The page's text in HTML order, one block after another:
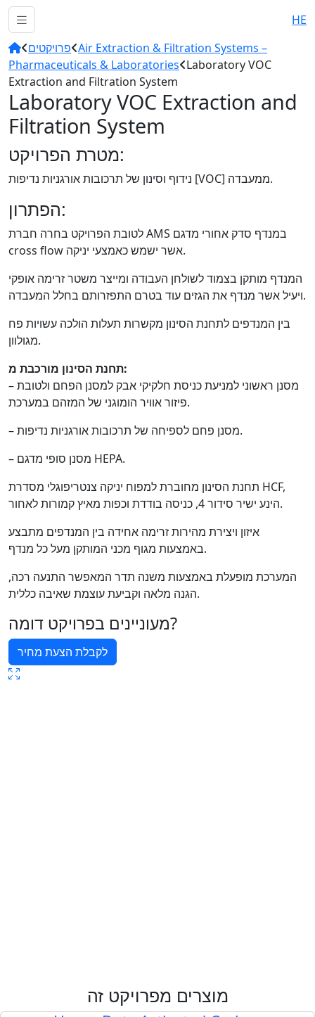
HE
פרויקטים Air Extraction & Filtration Systems –
Pharmaceuticals & Laboratories Laboratory VOC
Extraction and Filtration System
Laboratory VOC Extraction and
Filtration System
מטרת הפרויקט:
נידוף וסינון של תרכובות אורגניות נדיפות [VOC] ממעבדה.
הפתרון:
לטובת הפרויקט בחרה חברת AMS במנדף סדק אחורי מדגם
cross flow אשר ישמש כאמצעי יניקה.
המנדף מותקן בצמוד לשולחן העבודה ומייצר משטר זרימה אופקי
ויעיל אשר מנדף את הגזים עוד בטרם התפזרותם בחלל המעבדה.
בין המנדפים לתחנת הסינון מקשרות תעלות הולכה עשויות פח
מגולוון.
תחנת הסינון מורכבת מ:
– מסנן ראשוני למניעת כניסת חלקיקי אבק למסנן הפחם ולטובת
פיזור אוויר הומוגני של המזהם במערכת.
– מסנן פחם לספיחה של תרכובות אורגניות נדיפות.
– מסנן סופי מדגם HEPA.
תחנת הסינון מחוברת למפוח יניקה צנטריפוגלי מסדרת HCF,
הינע ישיר סידור 4, כניסה בודדת וכפות מאיץ קמורות לאחור.
איזון ויצירת מהירות זרימה אחידה בין המנדפים מתבצע
באמצעות מגוף מכני המותקן מעל כל מנדף.
המערכת מופעלת באמצעות משנה תדר המאפשר התנעה רכה,
הגנה מלאה וקביעת עוצמת שאיבה כללית.
מעוניינים בפרויקט דומה?
לקבלת הצעת מחיר
מוצרים מפרויקט זה